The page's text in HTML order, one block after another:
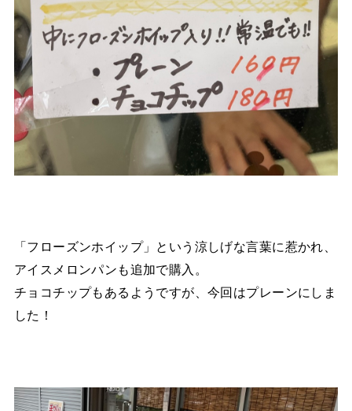
「フローズンホイップ」という涼しげな言葉に惹かれ、
アイスメロンパンも追加で購入。
チョコチップもあるようですが、今回はプレーンにしま
した！